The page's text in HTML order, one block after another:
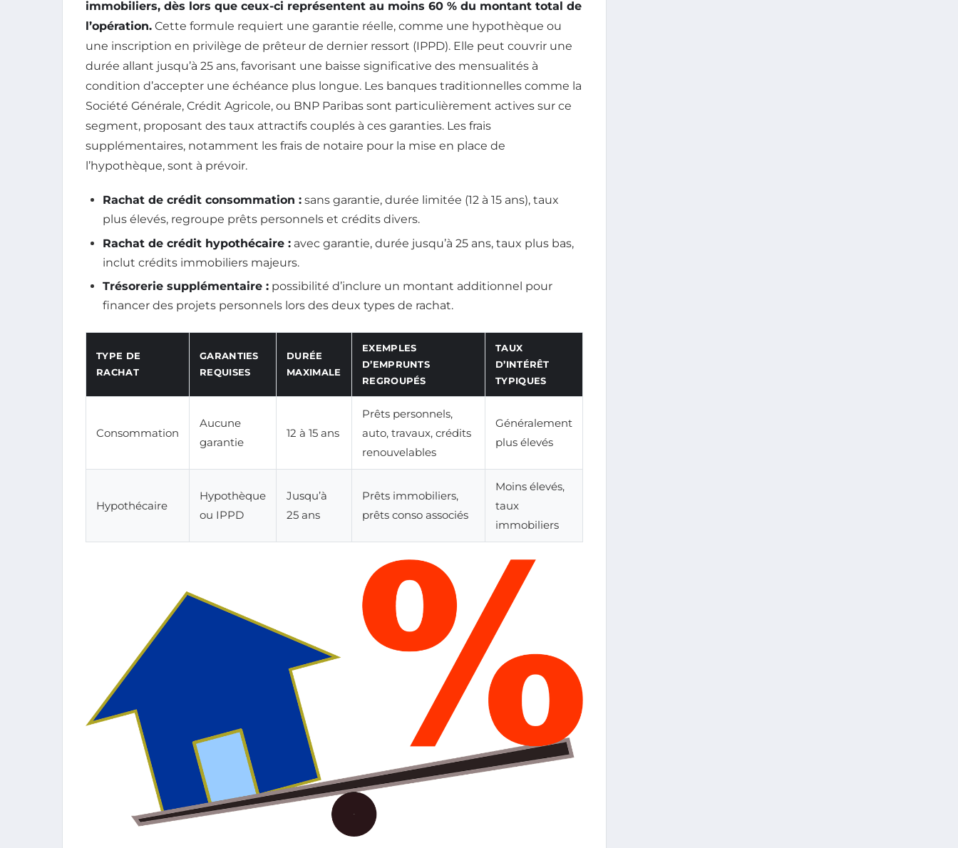
immobiliers, dès lors que ceux-ci représentent au moins 60 % du montant total de
l’opération. Cette formule requiert une garantie réelle, comme une hypothèque ou
une inscription en privilège de prêteur de dernier ressort (IPPD). Elle peut couvrir une
durée allant jusqu’à 25 ans, favorisant une baisse significative des mensualités à
condition d’accepter une échéance plus longue. Les banques traditionnelles comme la
Société Générale, Crédit Agricole, ou BNP Paribas sont particulièrement actives sur ce
segment, proposant des taux attractifs couplés à ces garanties. Les frais
supplémentaires, notamment les frais de notaire pour la mise en place de
l’hypothèque, sont à prévoir.
Rachat de crédit consommation : sans garantie, durée limitée (12 à 15 ans), taux
plus élevés, regroupe prêts personnels et crédits divers.
Rachat de crédit hypothécaire : avec garantie, durée jusqu’à 25 ans, taux plus bas,
inclut crédits immobiliers majeurs.
Trésorerie supplémentaire : possibilité d’inclure un montant additionnel pour
financer des projets personnels lors des deux types de rachat.
TYPE DE
RACHAT
GARANTIES
REQUISES
DURÉE
MAXIMALE
EXEMPLES
D’EMPRUNTS
REGROUPÉS
TAUX
D’INTÉRÊT
TYPIQUES
Consommation
Aucune
garantie
12 à 15 ans
Prêts personnels,
auto, travaux, crédits
renouvelables
Généralement
plus élevés
Hypothécaire
Hypothèque
ou IPPD
Jusqu’à
25 ans
Prêts immobiliers,
prêts conso associés
Moins élevés,
taux
immobiliers